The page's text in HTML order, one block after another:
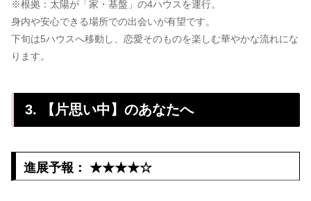
※根拠：太陽が「家・基盤」の4ハウスを運行。
身内や安心できる場所での出会いが有望です。
下旬は5ハウスへ移動し、恋愛そのものを楽しむ華やかな流れにな
ります。
3. 【片思い中】のあなたへ
進展予報： ★★★★☆